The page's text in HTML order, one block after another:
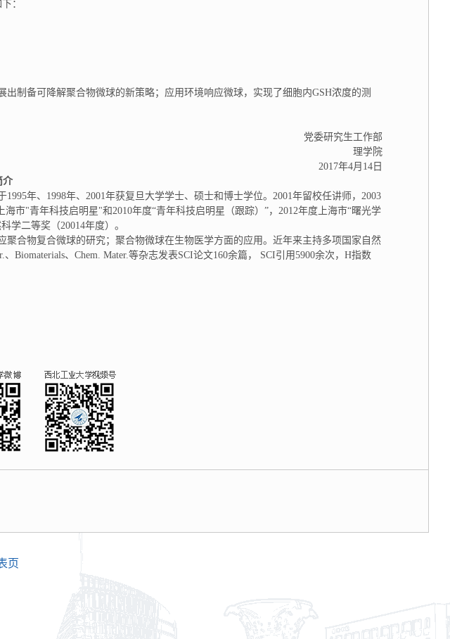
：
制备可降解聚合物微球的新策略；应用环境响应微球，实现了细胞内GSH浓度的测
党委研究生工作部
理学院
2017年4月14日
介
年、1998年、2001年获复旦大学学士、硕士和博士学位。2001年留校任讲师，2003
市"青年科技启明星"和2010年度“青年科技启明星（跟踪）”，2012年度上海市“曙光学
学二等奖（20014年度）。
合物复合微球的研究；聚合物微球在生物医学方面的应用。近年来主持多项国家自然
、Chem. Mater.等杂志发表SCI论文160余篇， SCI引用5900余次，H指数
页